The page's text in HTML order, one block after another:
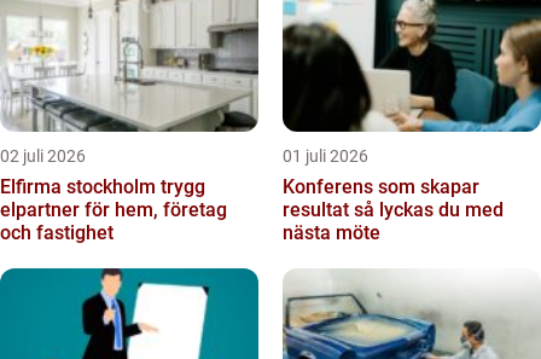
02 juli 2026
Elfirma stockholm trygg
elpartner för hem, företag
och fastighet
01 juli 2026
Konferens som skapar
resultat så lyckas du med
nästa möte